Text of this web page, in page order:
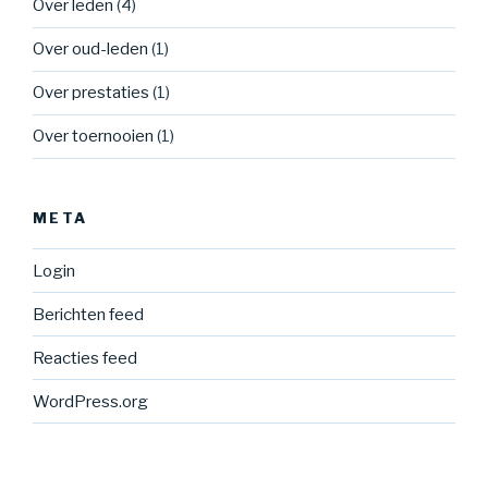
Over leden (4)
Over oud-leden (1)
Over prestaties (1)
Over toernooien (1)
META
Login
Berichten feed
Reacties feed
WordPress.org